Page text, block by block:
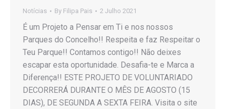
Notícias By Filipa Pais 2 Julho 2021
É um Projeto a Pensar em Ti e nos nossos
Parques do Concelho!! Respeita e faz Respeitar o
Teu Parque!! Contamos contigo!! Não deixes
escapar esta oportunidade. Desafia-te e Marca a
Diferença!! ESTE PROJETO DE VOLUNTARIADO
DECORRERÁ DURANTE O MÊS DE AGOSTO (15
DIAS), DE SEGUNDA A SEXTA FEIRA. Visita o site